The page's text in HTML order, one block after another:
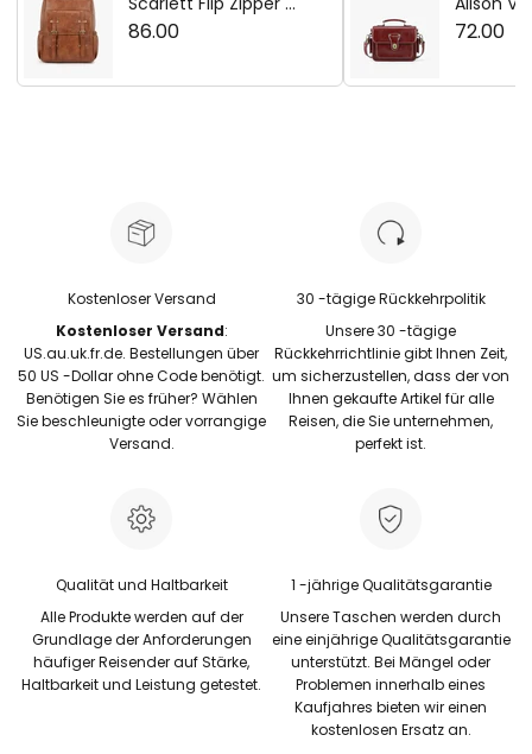
egan 15,6-Zoll-Rucks
86.00 72.00
Kostenloser Versand
Kostenloser Versand:
US.au.uk.fr.de. Bestellungen über
50 US -Dollar ohne Code benötigt.
Benötigen Sie es früher? Wählen
Sie beschleunigte oder vorrangige
Versand.
30 -tägige Rückkehrpolitik
Unsere 30 -tägige
Rückkehrrichtlinie gibt Ihnen Zeit,
um sicherzustellen, dass der von
Ihnen gekaufte Artikel für alle
Reisen, die Sie unternehmen,
perfekt ist.
Qualität und Haltbarkeit
Alle Produkte werden auf der
Grundlage der Anforderungen
häufiger Reisender auf Stärke,
Haltbarkeit und Leistung getestet.
1 -jährige Qualitätsgarantie
Unsere Taschen werden durch
eine einjährige Qualitätsgarantie
unterstützt. Bei Mängel oder
Problemen innerhalb eines
Kaufjahres bieten wir einen
kostenlosen Ersatz an.